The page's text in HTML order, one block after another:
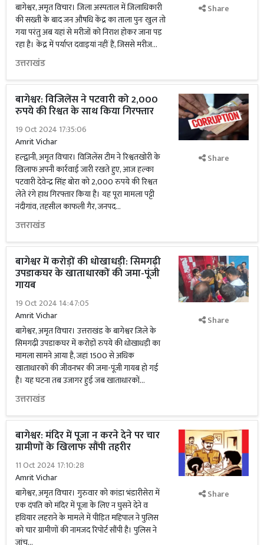
बागेश्वर, अमृत विचार। जिला अस्पताल में जिलाधिकारी
की सख्ती के बाद जन औषधि केंद्र का ताला पुनः खुल तो
गया परंतु अब यहां से मरीजों को निराश होकर जाना पड़
रहा है। केंद्र में पर्याप्त दवाइयां नहीं हैं, जिससे मरीज...
उत्तराखंड
Share
बागेश्वर: विजिलेंस ने पटवारी को 2,000
रुपये की रिश्वत के साथ किया गिरफ्तार
19 Oct 2024 17:35:06
Amrit Vichar
हल्द्वानी, अमृत विचार। विजिलेंस टीम ने रिश्वतखोरी के
खिलाफ अपनी कार्रवाई जारी रखते हुए, आज हल्का
पटवारी देवेन्द्र सिंह बोरा को 2,000 रुपये की रिश्वत
लेते रंगे हाथ गिरफ्तार किया है। यह पूरा मामला पट्टी
नंदीगांव, तहसील काफली गैर, जनपद...
उत्तराखंड
Share
बागेश्वर में करोड़ों की धोखाधड़ी: सिमगढ़ी
उपडाकघर के खाताधारकों की जमा-पूंजी
गायब
19 Oct 2024 14:47:05
Amrit Vichar
बागेश्वर, अमृत विचार। उत्तराखंड के बागेश्वर जिले के
सिमगढ़ी उपडाकघर में करोड़ों रुपये की धोखाधड़ी का
मामला सामने आया है, जहां 1500 से अधिक
खाताधारकों की जीवनभर की जमा-पूंजी गायब हो गई
है। यह घटना तब उजागर हुई जब खाताधारकों...
उत्तराखंड
Share
बागेश्वर: मंदिर में पूजा न करने देने पर चार
ग्रामीणों के खिलाफ सौंपी तहरीर
11 Oct 2024 17:10:28
Amrit Vichar
बागेश्वर, अमृत विचार। गुरुवार को कांडा भंडारीसेरा में
एक दंपति को मंदिर में पूजा के लिए न घुसने देने व
हथियार लहराने के मामले में पीड़ित महिपाल ने पुलिस
को चार ग्रामीणों की नामजद रिपोर्ट सौंपी है। पुलिस ने
Share